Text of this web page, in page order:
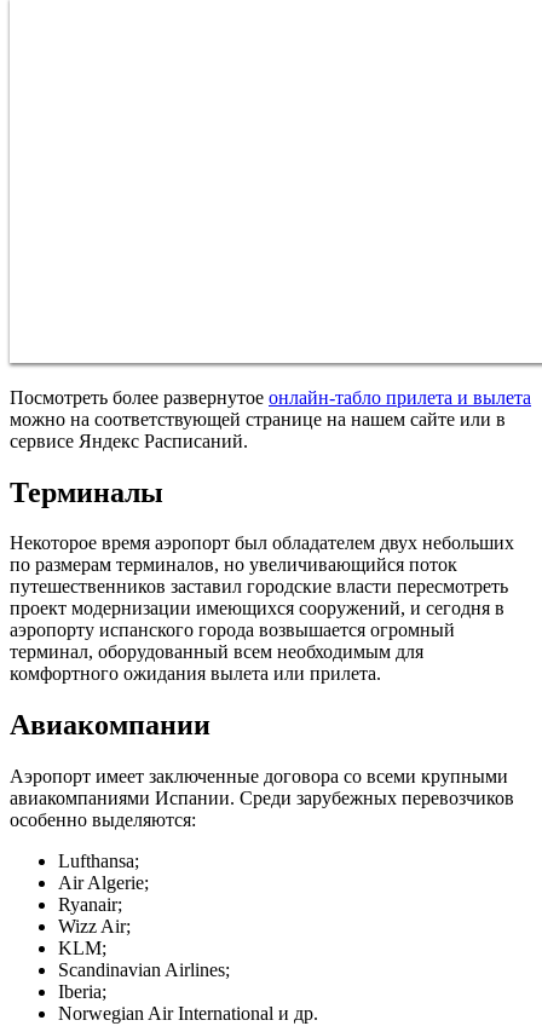
Посмотреть более развернутое онлайн-табло прилета и вылета
можно на соответствующей странице на нашем сайте или в
сервисе Яндекс Расписаний.
Терминалы
Некоторое время аэропорт был обладателем двух небольших
по размерам терминалов, но увеличивающийся поток
путешественников заставил городские власти пересмотреть
проект модернизации имеющихся сооружений, и сегодня в
аэропорту испанского города возвышается огромный
терминал, оборудованный всем необходимым для
комфортного ожидания вылета или прилета.
Авиакомпании
Аэропорт имеет заключенные договора со всеми крупными
авиакомпаниями Испании. Среди зарубежных перевозчиков
особенно выделяются:
Lufthansa;
Air Algerie;
Ryanair;
Wizz Air;
KLM;
Scandinavian Airlines;
Iberia;
Norwegian Air International и др.